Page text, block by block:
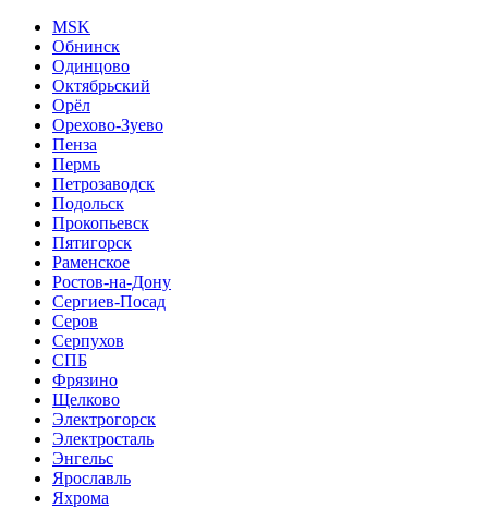
MSK
Обнинск
Одинцово
Октябрьский
Орёл
Орехово-Зуево
Пенза
Пермь
Петрозаводск
Подольск
Прокопьевск
Пятигорск
Раменское
Ростов-на-Дону
Сергиев-Посад
Серов
Серпухов
СПБ
Фрязино
Щелково
Электрогорск
Электросталь
Энгельс
Ярославль
Яхрома